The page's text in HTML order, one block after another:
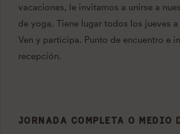
vacaciones, le invitamos a unirse a
de yoga. Tiene lugar todos los jueves a
Ven y participa. Punto de encuentro e
recepción.
JORNADA COMPLETA O MEDIO